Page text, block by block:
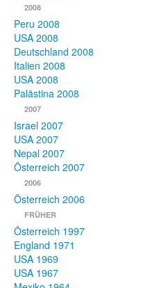
2008
Peru 2008
USA 2008
Deutschland 2008
Italien 2008
USA 2008
Palästina 2008
2007
Israel 2007
USA 2007
Nepal 2007
Österreich 2007
2006
Österreich 2006
FRÜHER
Österreich 1997
England 1971
USA 1969
USA 1967